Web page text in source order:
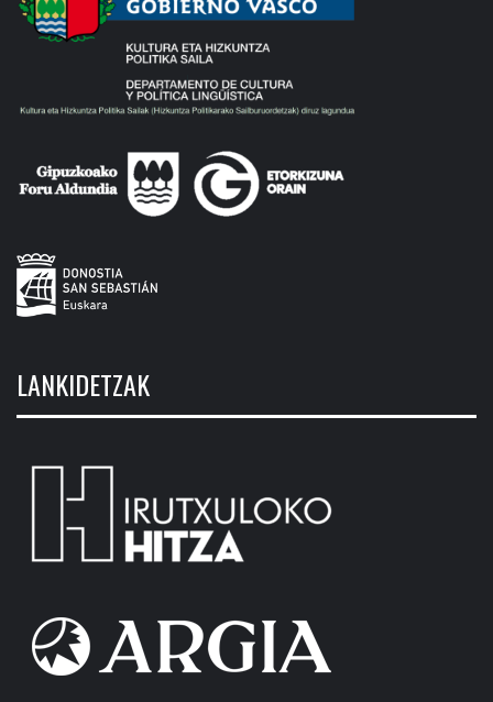
LANKIDETZAK